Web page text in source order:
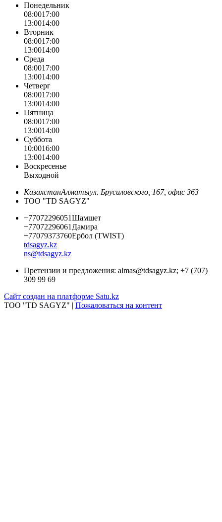
Понедельник
08:0017:00
13:0014:00
Вторник
08:0017:00
13:0014:00
Среда
08:0017:00
13:0014:00
Четверг
08:0017:00
13:0014:00
Пятница
08:0017:00
13:0014:00
Суббота
10:0016:00
13:0014:00
Воскресенье
Выходной
КазахстанАлматыул. Брусиловского, 167, офис 363
ТОО "TD SAGYZ"
+77072296051Шамшет
+77072296061 Дамира
+77079373760Ербол (TWIST)
tdsagyz.kz
ns@tdsagyz.kz
Претензии и предложения: almas@tdsagyz.kz; +7 (707)
309 99 69
Сайт создан на платформе Satu.kz
ТОО "TD SAGYZ" | Пожаловаться на контент